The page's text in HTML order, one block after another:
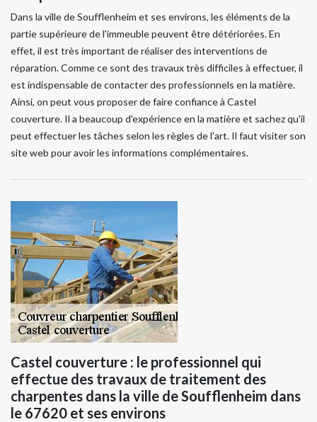
Dans la ville de Soufflenheim et ses environs, les éléments de la
partie supérieure de l'immeuble peuvent être détériorées. En
effet, il est très important de réaliser des interventions de
réparation. Comme ce sont des travaux très difficiles à effectuer, il
est indispensable de contacter des professionnels en la matière.
Ainsi, on peut vous proposer de faire confiance à Castel
couverture. Il a beaucoup d'expérience en la matière et sachez qu'il
peut effectuer les tâches selon les règles de l'art. Il faut visiter son
site web pour avoir les informations complémentaires.
Castel couverture : le professionnel qui
effectue des travaux de traitement des
charpentes dans la ville de Soufflenheim dans
le 67620 et ses environs